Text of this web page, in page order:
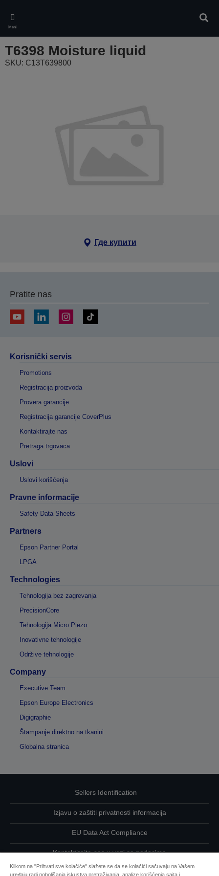
main
content
Meni
T6398 Moisture liquid
SKU: C13T639800
Где купити
Pratite nas
Korisnički servis
Promotions
Registracija proizvoda
Provera garancije
Registracija garancije CoverPlus
Kontaktirajte nas
Pretraga trgovaca
Uslovi
Uslovi korišćenja
Pravne informacije
Safety Data Sheets
Partners
Epson Partner Portal
LPGA
Technologies
Tehnologija bez zagrevanja
PrecisionCore
Tehnologija Micro Piezo
Inovativne tehnologije
Održive tehnologije
Company
Executive Team
Epson Europe Electronics
Digigraphie
Štampanje direktno na tkanini
Globalna stranica
Sellers Identification
Izjavu o zaštiti privatnosti informacija
EU Data Act Compliance
Kontaktirajte nas u vezi sa podacima
Informacije o kolačićima
Klikom na "Prihvati sve kolačiće" slažete se da se kolačići sačuvaju na Vašem
uređaju radi poboljšanja iskustva pretraživanja, analize korišćenja sajta i